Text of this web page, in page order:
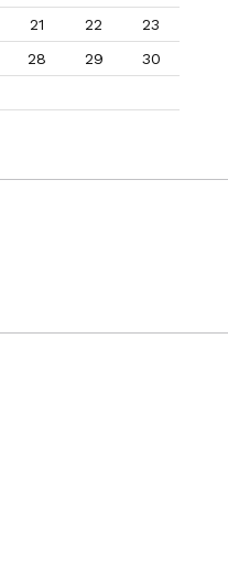
21 22
23
28 29
30